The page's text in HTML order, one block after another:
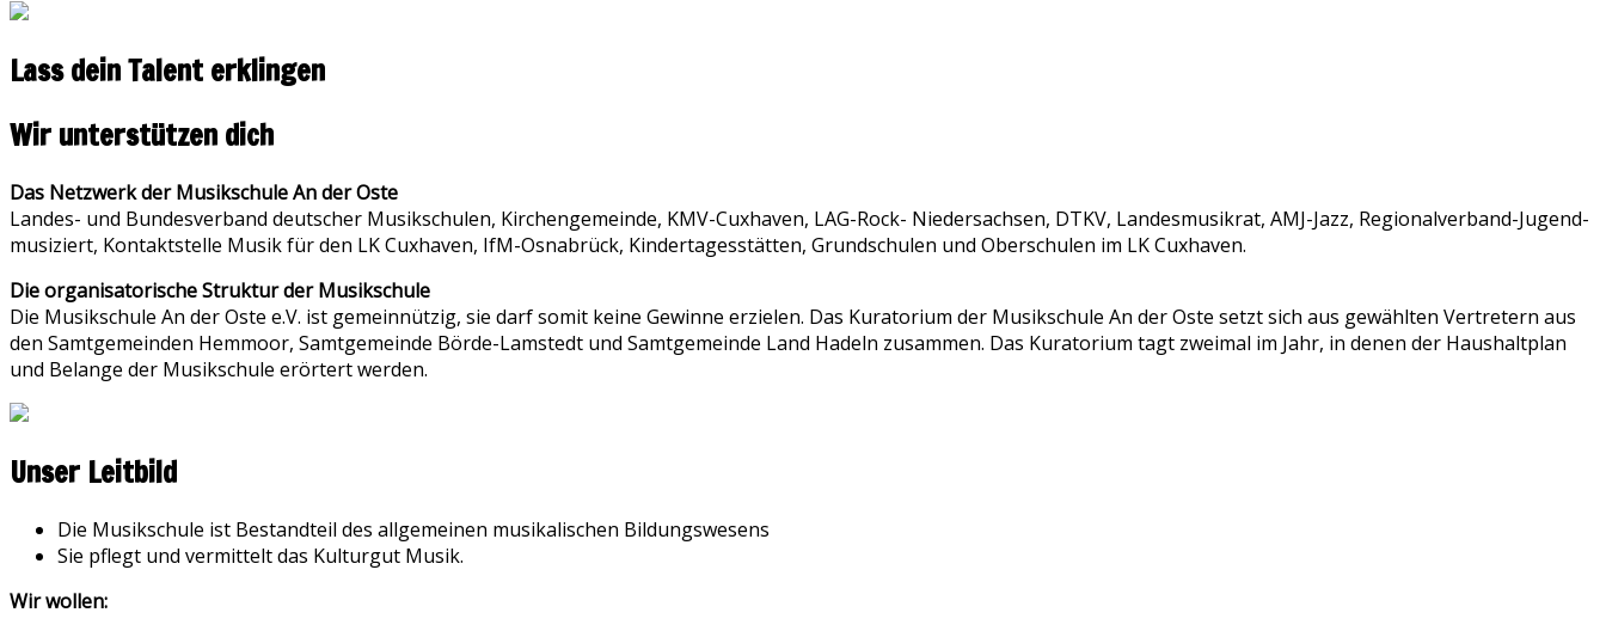
Lass dein Talent erklingen
Wir unterstützen dich
Das Netzwerk der Musikschule An der Oste
Landes- und Bundesverband deutscher Musikschulen, Kirchengemeinde, KMV-Cuxhaven, LAG-Rock- Niedersachsen, DTKV, Landesmusikrat, AMJ-Jazz, Regionalverband-Jugend-
musiziert, Kontaktstelle Musik für den LK Cuxhaven, IfM-Osnabrück, Kindertagesstätten, Grundschulen und Oberschulen im LK Cuxhaven.
Die organisatorische Struktur der Musikschule
Die Musikschule An der Oste e.V. ist gemeinnützig, sie darf somit keine Gewinne erzielen. Das Kuratorium der Musikschule An der Oste setzt sich aus gewählten Vertretern aus
den Samtgemeinden Hemmoor, Samtgemeinde Börde-Lamstedt und Samtgemeinde Land Hadeln zusammen. Das Kuratorium tagt zweimal im Jahr, in denen der Haushaltplan
und Belange der Musikschule erörtert werden.
Unser Leitbild
Die Musikschule ist Bestandteil des allgemeinen musikalischen Bildungswesens
Sie pflegt und vermittelt das Kulturgut Musik.
Wir wollen: